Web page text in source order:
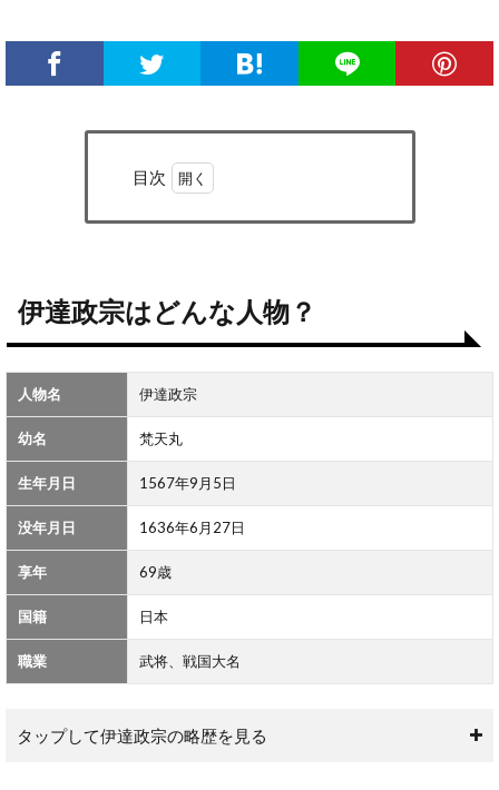
目次
人
2
伊
達
政
宗
の
名
言
覧
伊達政宗はどんな人物？
人物名 伊達政宗
幼名 梵天丸
生年月日 1567年9月5日
没年月日 1636年6月27日
享年 69歳
国籍 日本
職業 武将、戦国大名
タップして伊達政宗の略歴を見る